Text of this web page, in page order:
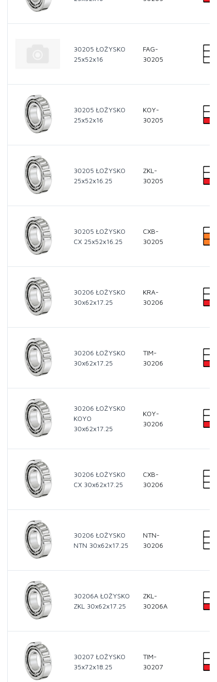
30205 ŁOŻYSKO
25x52x16
FAG-
30205
30205 ŁOŻYSKO
25x52x16
KOY-
30205
30205 ŁOŻYSKO
25x52x16.25
ZKL-
30205
30205 ŁOŻYSKO
CX 25x52x16.25
CXB-
30205
30206 ŁOŻYSKO
30x62x17.25
KRA-
30206
30206 ŁOŻYSKO
30x62x17.25
TIM-
30206
30206 ŁOŻYSKO
KOYO
30x62x17.25
KOY-
30206
30206 ŁOŻYSKO
CX 30x62x17.25
CXB-
30206
30206 ŁOŻYSKO
NTN 30x62x17.25
NTN-
30206
30206A ŁOŻYSKO
ZKL 30x62x17.25
ZKL-
30206A
30207 ŁOŻYSKO
35x72x18.25
TIM-
30207